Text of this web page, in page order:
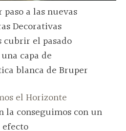
paso a las nuevas
Decorativas
cubrir el pasado
capa de
blanca de Bruper
la conseguimos con un
efecto